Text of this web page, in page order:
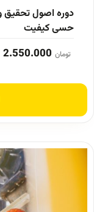
حسی کیفیت
تومان 2.550.000